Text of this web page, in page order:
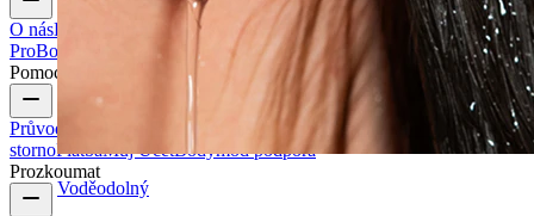
Voděodolný
O násBlog Podmínky & pravidla Kontaktujte nás
Bodymod
ProBodymod Creators
Bodymod Recenze
Pomoc & info
Průvodce velikostí Sledování zásilek Informace o doručení
Vrácení &
stornoPlatbaMůj ÚčetBodymod podpora
Prozkoumat